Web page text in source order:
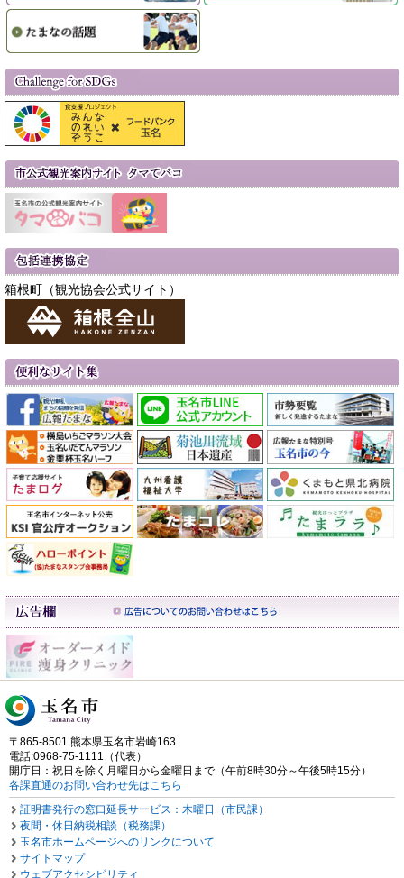
箱根町（観光協会公式サイト）
〒865-8501 熊本県玉名市岩崎163
電話:0968-75-1111（代表）
開庁日：祝日を除く月曜日から金曜日まで（午前8時30分～午後5時15分）
各課直通のお問い合わせ先はこちら
証明書発行の窓口延長サービス：木曜日（市民課）
夜間・休日納税相談（税務課）
玉名市ホームページへのリンクについて
サイトマップ
ウェブアクセシビリティ